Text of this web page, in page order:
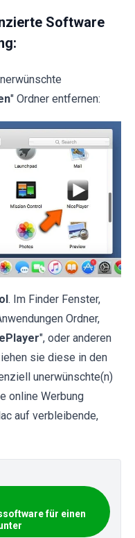
Software
" Ordner entfernen:
. Im Finder Fenster,
Ordner,
", oder anderen
sie diese in den
unerwünschte(n)
online Werbung
auf verbleibende,
für einen